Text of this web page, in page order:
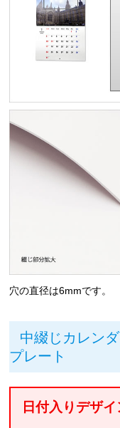
穴の直径は6mmです。
中綴じカレン
プレート
日付入りデザ